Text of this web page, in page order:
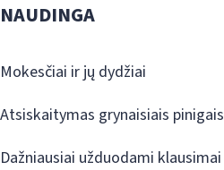
NAUDINGA
Mokesčiai ir jų dydžiai
Atsiskaitymas grynaisiais pinigais
Dažniausiai užduodami klausimai